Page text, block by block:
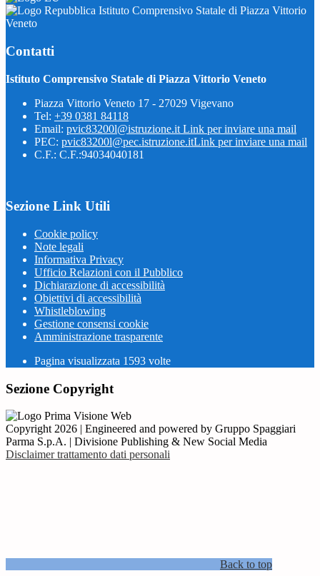
Istituto Comprensivo Statale di Piazza Vittorio
Veneto
Contatti
Istituto Comprensivo Statale di Piazza Vittorio Veneto
Piazza Vittorio Veneto 17 - 27029 Vigevano
Tel: +39 0381 84118
Email: pvic83200l@istruzione.it Link per inviare una mail
PEC: pvic83200l@pec.istruzione.itLink per inviare una mail
C.F.: C.F.:94034040181
Sezione Link Utili
Cookie policy
Note legali
Informativa Privacy
Ufficio Relazioni con il Pubblico
Dichiarazione di accessibilità
Obiettivi di accessibilità
Whistleblowing
Gestione consensi cookie
Amministrazione trasparente
Pagina visualizzata 1593 volte
Sezione Copyright
Copyright 2026 | Engineered and powered by Gruppo Spaggiari
Parma S.p.A. | Divisione Publishing & New Social Media
Disclaimer trattamento dati personali
Back to top